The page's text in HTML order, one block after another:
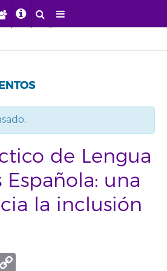
de Lengua
una
la inclusión